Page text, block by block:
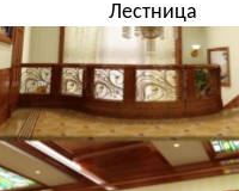
Лестница